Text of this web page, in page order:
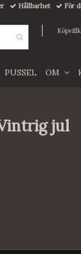
jul
Hållbarhet För
PUSSEL OM